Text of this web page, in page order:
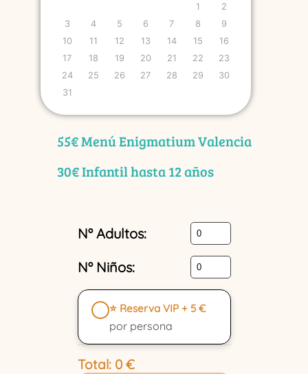
1
2
3
4 5 6 7 8
9
10
11 12 13 14 15
16
17
18 19 20 21 22
23
24
25 26 27 28 29
30
31
55€ Menú Enigmatium Valencia
30€ Infantil hasta 12 años
Nº Adultos:
Nº Niños:
⭐ Reserva VIP + 5 €
por persona
Total: 0€